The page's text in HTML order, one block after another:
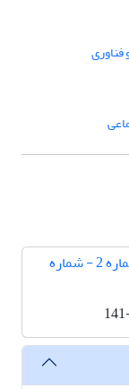
فناوری
دوره 16، شماره 2 - شماره